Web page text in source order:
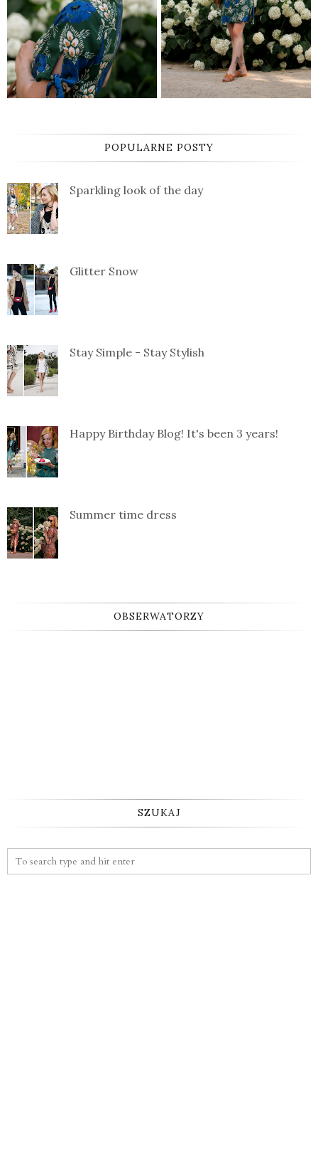
POPULARNE POSTY
Sparkling look of the day
Glitter Snow
Stay Simple - Stay Stylish
Happy Birthday Blog! It's been 3 years!
Summer time dress
OBSERWATORZY
SZUKAJ